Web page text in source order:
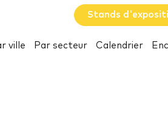
Stands
ville Par secteur Calendrier